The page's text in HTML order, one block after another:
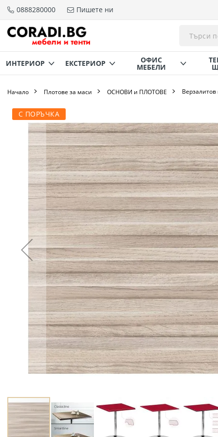
Прескачане
съдържанието
0888280000 Пишете ни
ИНТЕРИОР ЕКСТЕРИОР ОФИС
МЕБЕЛИ
Начало Плотове за маси ОСНОВИ и ПЛОТОВЕ
С ПОРЪЧКА
Преминете
към
галерията
изображенията